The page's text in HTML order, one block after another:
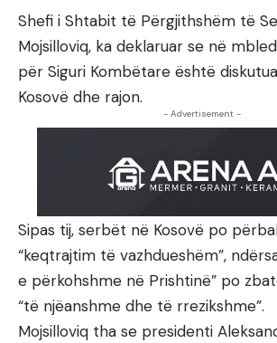
Shefi i Shtabit të Përgjithshëm të
Mojsilloviq, ka deklaruar se në
për Siguri Kombëtare është
Kosovë dhe rajon.
- Advertisement -
Sipas tij, serbët në Kosovë po
“keqtrajtim të vazhdueshëm”,
e përkohshme në Prishtinë” po
“të njëanshme dhe të rrezikshme”.
Mojsilloviq tha se presidenti